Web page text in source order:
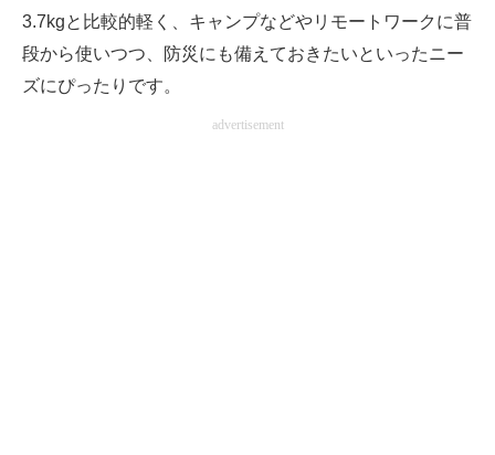
3.7kgと比較的軽く、キャンプなどやリモートワークに普
段から使いつつ、防災にも備えておきたいといったニー
ズにぴったりです。
advertisement